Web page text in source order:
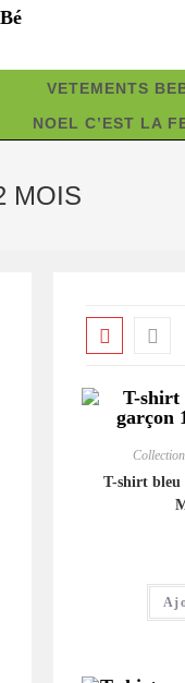
VETEMENTS
NOEL C’EST LA
MOIS
T-shirt bleu